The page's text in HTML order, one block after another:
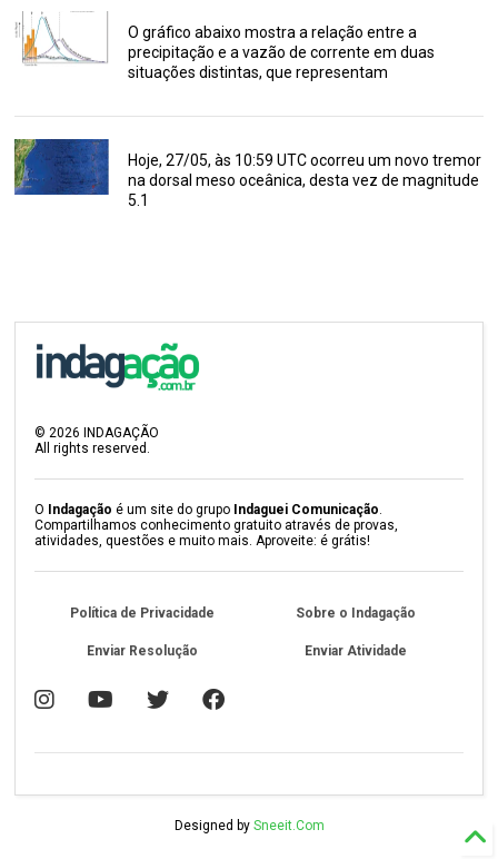
O gráfico abaixo mostra a relação entre a
precipitação e a vazão de corrente em duas
situações distintas, que representam
Hoje, 27/05, às 10:59 UTC ocorreu um novo tremor
na dorsal meso oceânica, desta vez de magnitude
5.1
©2026 INDAGAÇÃO
All rights reserved.
O Indagação é um site do grupo Indaguei Comunicação.
Compartilhamos conhecimento gratuito através de provas,
atividades, questões e muito mais. Aproveite: é grátis!
Política de Privacidade Sobre o Indagação
Enviar Resolução Enviar Atividade
Designed by Sneeit.Com